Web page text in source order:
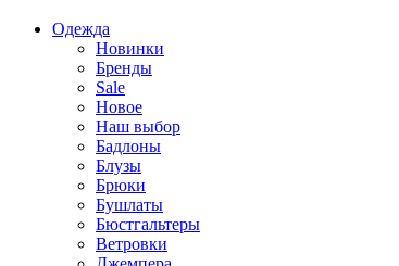
Одежда
Новинки
Бренды
Sale
Новое
Наш выбор
Бадлоны
Блузы
Брюки
Бушлаты
Бюстгальтеры
Ветровки